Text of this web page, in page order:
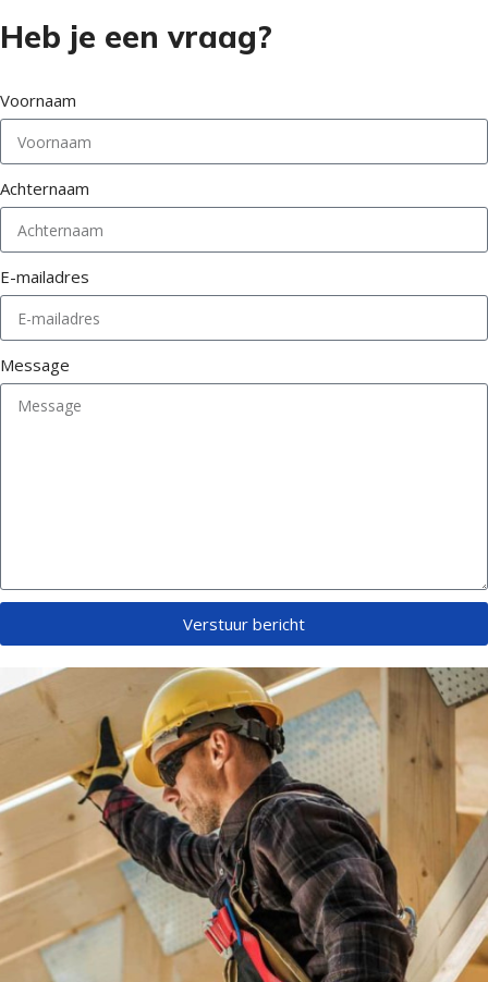
Heb je een vraag?
Voornaam
Achternaam
E-mailadres
Message
Verstuur bericht